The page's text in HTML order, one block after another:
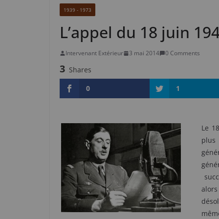
1939 - 1973
L’appel du 18 juin
Intervenant Extérieur 3 mai 2014 0 Comments
3 Shares
0
1
Le
plus